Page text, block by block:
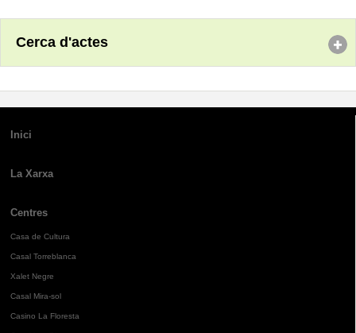
Cerca d'actes
Inici
La Xarxa
Centres
Casa de Cultura
Casal Torreblanca
Xalet Negre
Casal Mira-sol
Casino La Floresta